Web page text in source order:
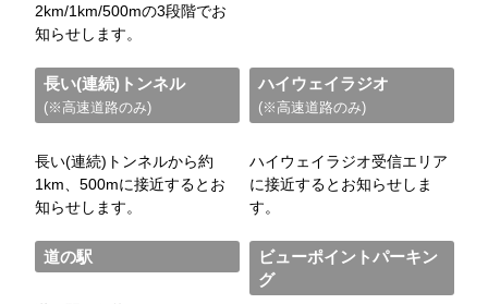
2km/1km/500mの3段階でお
知らせします。
長い(連続)トンネル
(※高速道路のみ)
長い(連続)トンネルから約
1km、500mに接近するとお
知らせします。
ハイウェイラジオ
(※高速道路のみ)
ハイウェイラジオ受信エリア
に接近するとお知らせしま
す。
道の駅
ビューポイントパーキン
グ